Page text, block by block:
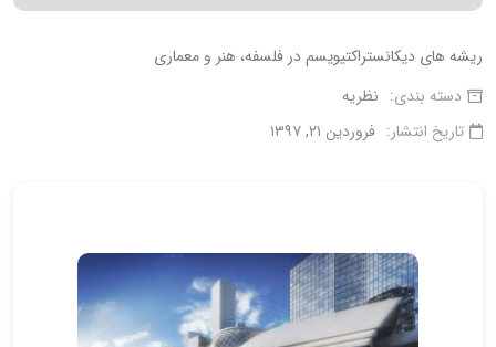
ریشه های دیکانستراکتیویسم در فلسفه، هنر و معماری
دسته بندی: نظریه
تاریخ انتشار: فروردین ۲۱, ۱۳۹۷